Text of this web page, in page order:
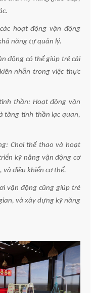
hoạt động vận động
năng tự quản lý.
động có thể giúp trẻ cải
nhẫn trong việc thực
thần: Hoạt động vận
tăng tinh thần lạc quan,
Chơi thể thao và hoạt
kỹ năng vận động cơ
và điều khiển cơ thể.
vận động cũng giúp trẻ
và xây dựng kỹ năng